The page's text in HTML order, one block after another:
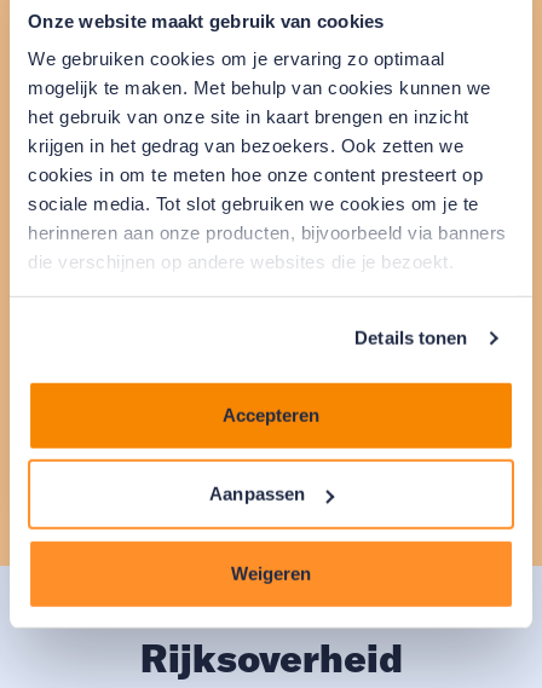
Onze website maakt gebruik van cookies
We gebruiken cookies om je ervaring zo optimaal
mogelijk te maken. Met behulp van cookies kunnen we
het gebruik van onze site in kaart brengen en inzicht
krijgen in het gedrag van bezoekers. Ook zetten we
cookies in om te meten hoe onze content presteert op
sociale media. Tot slot gebruiken we cookies om je te
herinneren aan onze producten, bijvoorbeeld via banners
die verschijnen op andere websites die je bezoekt.
Details tonen
Accepteren
Aanpassen
Weigeren
Vul je gegevens in
Totale kosten
Rente
Je maandbedrag
Een initiatief van de
Rijksoverheid